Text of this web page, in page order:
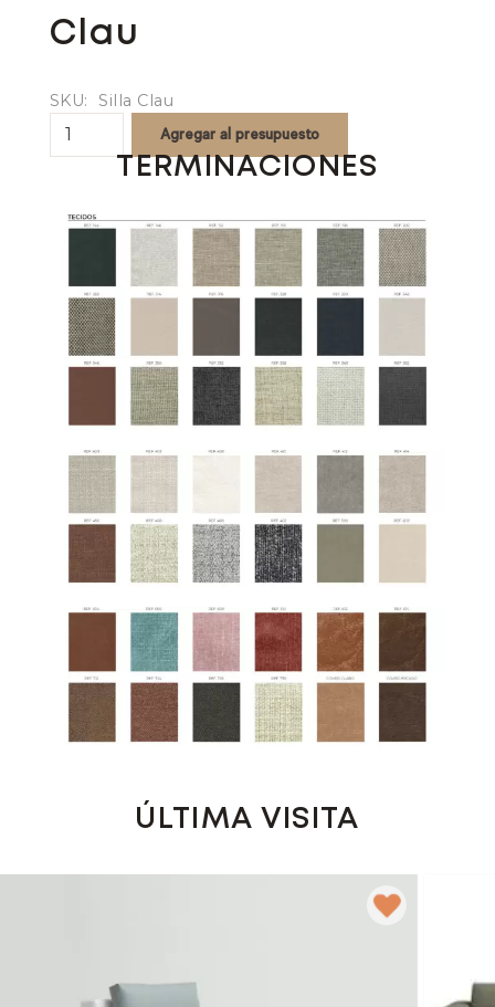
Clau
SKU: Silla Clau
Clau
quantity
Agregar al presupuesto
TERMINACIONES
ÚLTIMA VISITA